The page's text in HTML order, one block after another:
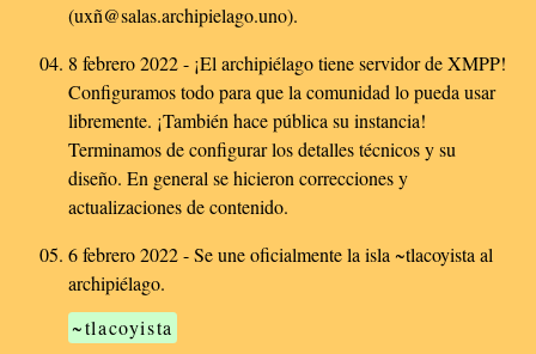
(uxñ@salas.archipielago.uno).
8 febrero 2022 - ¡El archipiélago tiene servidor de XMPP!
Configuramos todo para que la comunidad lo pueda usar
libremente. ¡También hace pública su instancia!
Terminamos de configurar los detalles técnicos y su
diseño. En general se hicieron correcciones y
actualizaciones de contenido.
6 febrero 2022 - Se une oficialmente la isla ~tlacoyista al
archipiélago.
~tlacoyista